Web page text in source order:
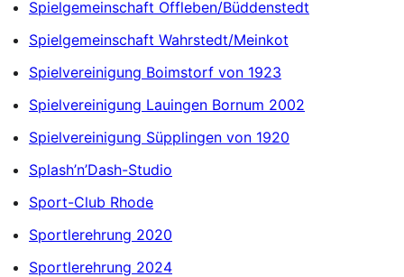
Spielgemeinschaft Offleben/Büddenstedt
Spielgemeinschaft Wahrstedt/Meinkot
Spielvereinigung Boimstorf von 1923
Spielvereinigung Lauingen Bornum 2002
Spielvereinigung Süpplingen von 1920
Splash’n’Dash-Studio
Sport-Club Rhode
Sportlerehrung 2020
Sportlerehrung 2024